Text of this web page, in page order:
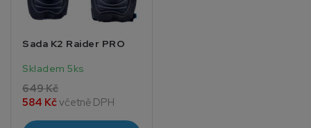
Sada K2 Raider PRO
Skladem 5ks
649 Kč
584 Kčvčetně DPH